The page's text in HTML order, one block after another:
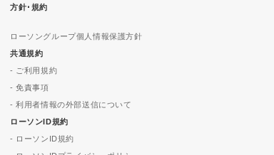
方針･規約
ローソングループ個人情報保護方針
共通規約
- ご利用規約
- 免責事項
- 利用者情報の外部送信について
ローソンID規約
- ローソンID規約